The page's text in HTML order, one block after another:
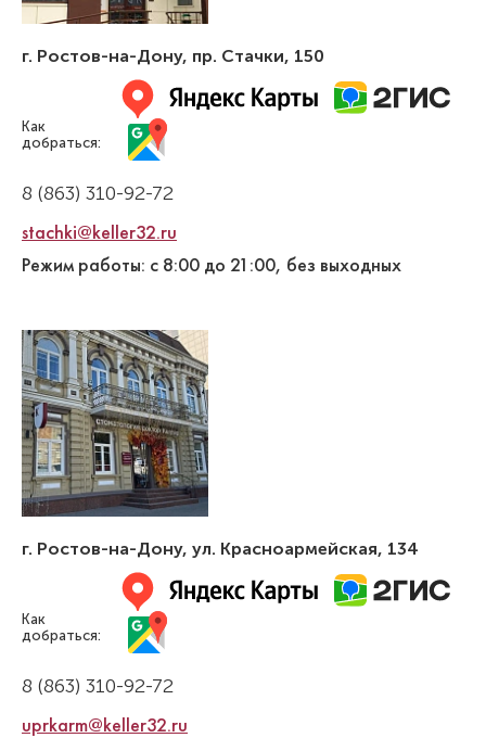
г. Ростов-на-Дону, пр. Стачки, 150
Как
добраться:
8 (863) 310-92-72
stachki@keller32.ru
Режим работы: с 8:00 до 21:00, без выходных
г. Ростов-на-Дону, ул. Красноармейская, 134
Как
добраться:
8 (863) 310-92-72
uprkarm@keller32.ru